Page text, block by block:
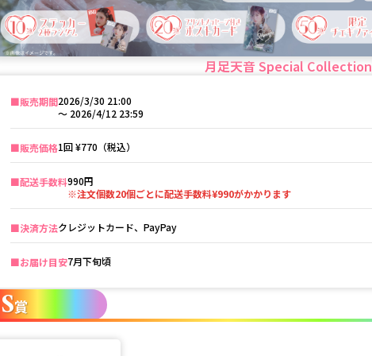
月足天音 Special Collection
■️販売期間2026/3/30 21:00
〜 2026/4/12 23:59
■️販売価格1回¥770（税込）
■️配送手数料990円
※注文個数20個ごとに配送手数料¥990がかかります
■️決済方法クレジットカード、PayPay
■️お届け目安7月下旬頃
S賞